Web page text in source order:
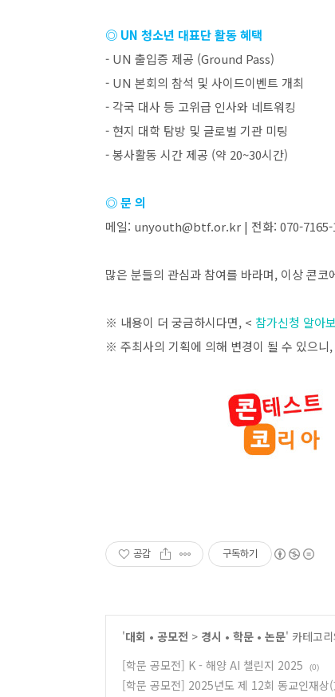
◎ UN 청소년 대표단 활동 혜택
- UN 출입증 제공 (Ground Pass)
- UN 본회의 참석 및 사이드이벤트 개최
- 각국 대사 등 고위급 인사와 네트워킹
-현지 대학 탐방 및 글로벌 기관 미팅
-봉사활동 시간 제공 (약 20~30시간)
◎ 문 의
메일: unyouth@btf.or.kr | 전화: 070-
많은 분들의 관심과 참여를 바라며, 이상 콘코
※ 내용이 더 궁금하시다면, < 참가신청 알아
※ 주최사의 기획에 의해 변경이 될 수 있으니,
공감 구독하기
'대회 • 공모전 > 경시 • 학문 • 논문' 카테고
[학문 공모전] K - 해양 AI 챌린지 2025
(0)
[학문 공모전] 2025년도 제 12회 동교인재